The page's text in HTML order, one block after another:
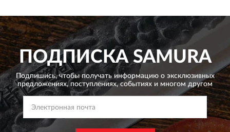
ПОДПИСКАSAMURA
Подпишись, чтобы получать информацию о эксклюзивных
предложениях, поступлениях, событиях и многом другом